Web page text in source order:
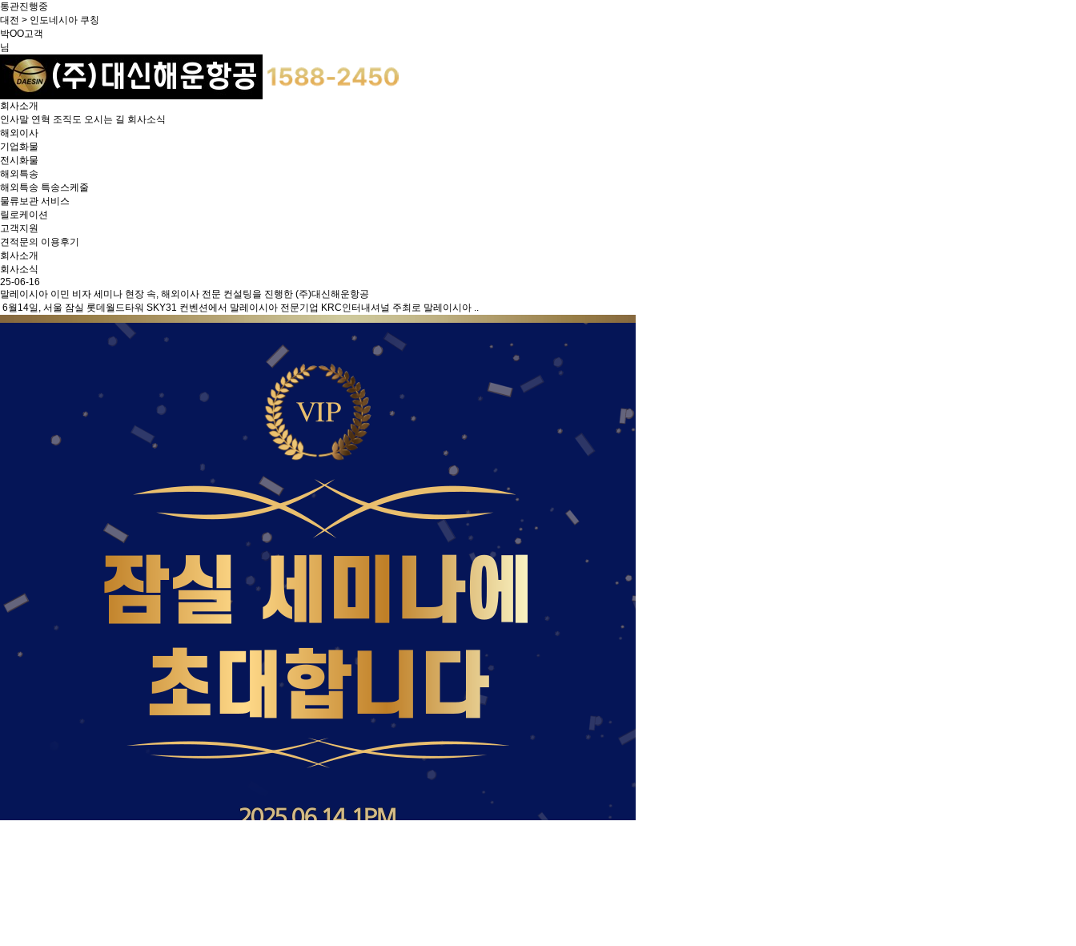
현지배송중
수원 > 일본 치바
이OO고객
님
통관진행중
대전 > 인도네시아 쿠칭
박OO고객
님
현지배송중
수원 > 캐나다 벤쿠버
장OO고객
님
현지배송중
화성 동탄 > 호주 멜버른
김OO고객
님
현지배송중
대구 > 베트남 나트랑
임OO고객
님
통관진행중
서울 대치 > 미국 LA
기OO고객
님
통관진행중
베트남 나트랑 > 세종
서OO고객
님
통관진행중
충남 아산 > 베트남 하노이
이OO고객
님
통관진행중
울산 > 베트남 호치민
이OO고객
님
통관진행중
고양 일산 > 인도 뉴델리
김OO고객
님
통관진행중
서울 강남 > 베트남 하노이
동OO 고객
님
포장작업중
필리핀 마닐라 > 성남
오OO고객
님
포장작업중
베트남 하노이 > 대구
정OO고객
님
포장작업중
창원 > 베트남 호치민
이OO 고객
님
해상운송중
성남 분당 > 베트남 호치민
장OO 고객
님
해상운송중
인천 송도 > 호주 시드니 에핑
이OO 고객
님
해상운송중
부천 > 베트남 호치민
김OO고객
님
해상운송중
서울 강서 > 말레이시아 쿠알라룸푸르
최oo 고객
님
해상운송중
용인 > 필리핀 마닐라
민oo 고객
님
해상운송중
서울 마포 > 미국 오하이오
김oo 고객
님
해상운송중
중국 염성 > 천안
조oo 고객
님
해상운송중
베트남 하노이 > 충북 괴산
안oo 고객
님
해상운송중
중국 남경 >인천 미추홀
최OO 고객
님
견적진행중
일산 서구 > 미국 테네시
어OO 고객
님
견적진행중
서울 송파 > 호치민 타오디연
주OO 고객
님
견적진행중
부산 남구 > 파나마 파나마시티
CaOOO 고객
님
견적진행중
일산 덕이동 > 캐나다 몬트리올
서OO고객
님
통관진행중
서울 동작구 > 말레이시아 쿠알라룸푸르
우OO고객
님
견적진행중
베트남 하노이 > 미국 알라바마
이OO고객
님
견적진행중
대전 동구 > 인도네시아 자카르타
임OO고객
님
회사소개
인사말 연혁 조직도 오시는 길 회사소식
해외이사
기업화물
전시화물
해외특송
해외특송 특송스케줄
물류보관 서비스
릴로케이션
고객지원
견적문의 이용후기
회사소개
회사소식
25-06-16
말레이시아 이민 비자 세미나 현장 속, 해외이사 전문 컨설팅을 진행한 (주)대신해운항공
6월14일, 서울 잠실 롯데월드타워 SKY31 컨벤션에서 말레이시아 전문기업 KRC인터내셔널 주최로 말레이시아 ..